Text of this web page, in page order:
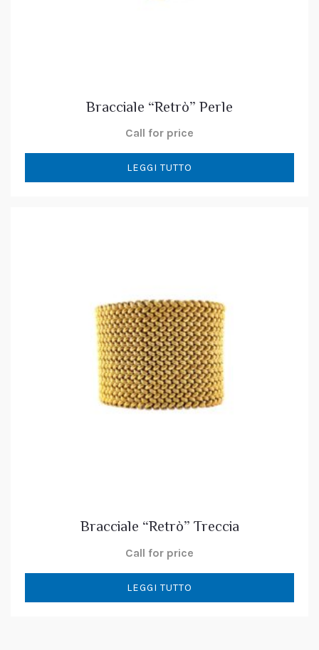
Bracciale “Retrò” Perle
Call for price
LEGGI TUTTO
Bracciale “Retrò” Treccia
Call for price
LEGGI TUTTO